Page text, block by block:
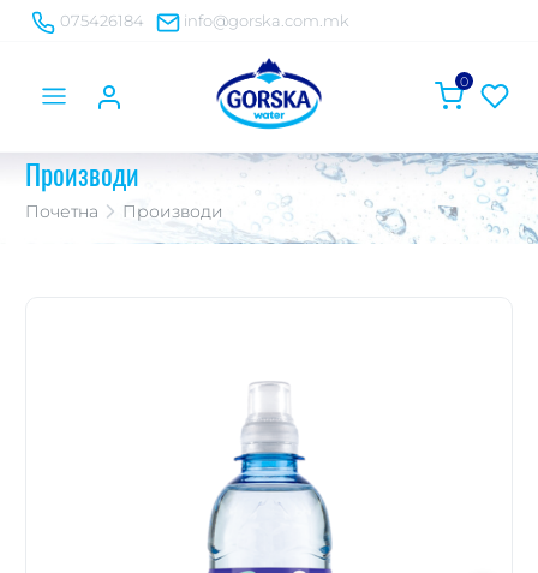
075426184 info@gorska.com.mk
0
Производи
Почетна Производи